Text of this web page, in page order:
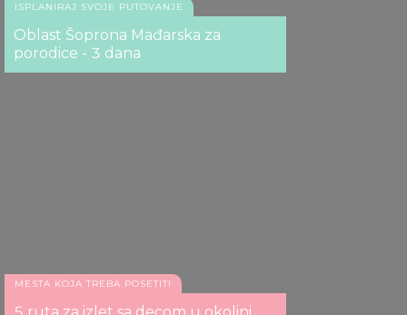
ISPLANIRAJ SVOJE PUTOVANJE
Oblast Šoprona Mađarska za
porodice - 3 dana
MESTA KOJA TREBA POSETITI